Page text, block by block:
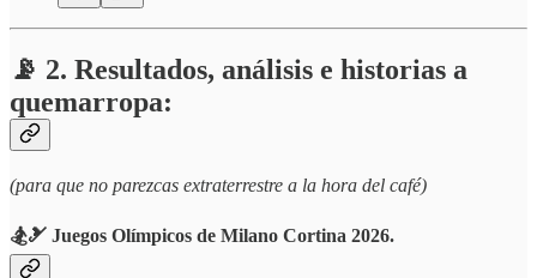
📡 2. Resultados, análisis e historias a
quemarropa:
(para que no parezcas extraterrestre a la hora del café)
🏂🎿 Juegos Olímpicos de Milano Cortina 2026.